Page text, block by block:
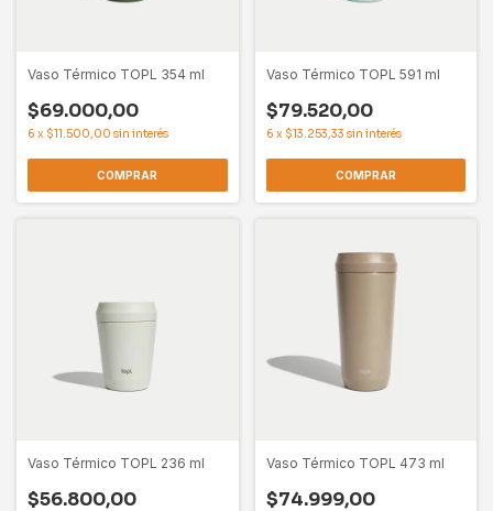
Vaso Térmico TOPL 354 ml
$69.000,00
6 x $11.500,00 sin interés
COMPRAR
Vaso Térmico TOPL 591 ml
$79.520,00
6 x $13.253,33 sin interés
COMPRAR
Vaso Térmico TOPL 236 ml
$56.800,00
Vaso Térmico TOPL 473 ml
$74.999,00